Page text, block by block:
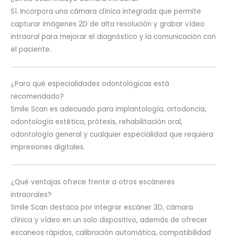
Sí. Incorpora una cámara clínica integrada que permite
capturar imágenes 2D de alta resolución y grabar vídeo
intraoral para mejorar el diagnóstico y la comunicación con
el paciente.
¿Para qué especialidades odontológicas está
recomendado?
Smile Scan es adecuado para implantología, ortodoncia,
odontología estética, prótesis, rehabilitación oral,
odontología general y cualquier especialidad que requiera
impresiones digitales.
¿Qué ventajas ofrece frente a otros escáneres
intraorales?
Smile Scan destaca por integrar escáner 3D, cámara
clínica y vídeo en un solo dispositivo, además de ofrecer
escaneos rápidos, calibración automática, compatibilidad